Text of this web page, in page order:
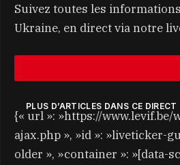
Suivez toutes les
Ukraine, en direct via notre
PLUS D’ARTICLES DANS CE DIRECT
{« url »: »https://
ajax.php », »id »: »liveticker-
older », »container »: »[data-